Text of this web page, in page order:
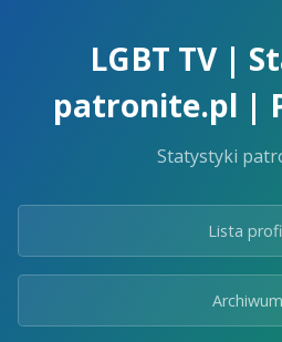
LGBT TV |
patronite.pl |
Statystyki
Lista
Archiwum